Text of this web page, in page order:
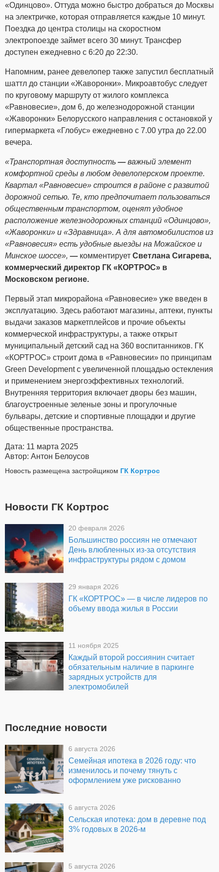
«Одинцово». Оттуда можно быстро добраться до Москвы
на электричке, которая отправляется каждые 10 минут.
Поездка до центра столицы на скоростном
электропоезде займет всего 30 минут. Трансфер
доступен ежедневно с 6:20 до 22:30.
Напомним, ранее девелопер также запустил бесплатный
шаттл до станции «Жаворонки». Микроавтобус следует
по круговому маршруту от жилого комплекса
«Равновесие», дом 6, до железнодорожной станции
«Жаворонки» Белорусского направления с остановкой у
гипермаркета «Глобус» ежедневно с 7.00 утра до 22.00
вечера.
«Транспортная доступность — важный элемент
комфортной среды в любом девелоперском проекте.
Квартал «Равновесие» строится в районе с развитой
дорожной сетью. Те, кто предпочитает пользоваться
общественным транспортом, оценят удобное
расположение железнодорожных станций «Одинцово»,
«Жаворонки» и «Здравница». А для автомобилистов из
«Равновесия» есть удобные выезды на Можайское и
Минское шоссе», — комментирует Светлана Сигарева,
коммерческий директор ГК «КОРТРОС» в
Московском регионе.
Первый этап микрорайона «Равновесие» уже введен в
эксплуатацию. Здесь работают магазины, аптеки, пункты
выдачи заказов маркетплейсов и прочие объекты
коммерческой инфраструктуры, а также открыт
муниципальный детский сад на 360 воспитанников. ГК
«КОРТРОС» строит дома в «Равновесии» по принципам
Green Development с увеличенной площадью остекления
и применением энергоэффективных технологий.
Внутренняя территория включает дворы без машин,
благоустроенные зеленые зоны и прогулочные
бульвары, детские и спортивные площадки и другие
общественные пространства.
Дата: 11 марта 2025
Автор: Антон Белоусов
Новость размещена застройщиком ГК Кортрос
Новости ГК Кортрос
20 февраля 2026
Большинство россиян не отмечают
День влюбленных из-за отсутствия
инфраструктуры рядом с домом
29 января 2026
ГК «КОРТРОС» — в числе лидеров по
объему ввода жилья в России
11 ноября 2025
Каждый второй россиянин считает
обязательным наличие в паркинге
зарядных устройств для
электромобилей
Последние новости
6 августа 2026
Семейная ипотека в 2026 году: что
изменилось и почему тянуть с
оформлением уже рискованно
6 августа 2026
Сельская ипотека: дом в деревне под
3% годовых в 2026-м
5 августа 2026